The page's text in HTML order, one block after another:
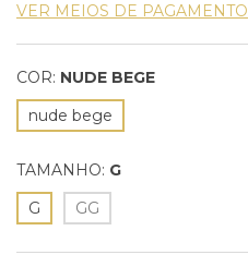
VER MEIOS DE PAGAMENTO
COR: NUDE BEGE
nude bege
TAMANHO: G
G
GG